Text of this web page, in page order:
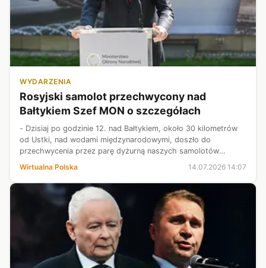
WYDARZENIA
Rosyjski samolot przechwycony nad
Bałtykiem Szef MON o szczegółach
- Dzisiaj po godzinie 12. nad Bałtykiem, około 30 kilometrów
od Ustki, nad wodami międzynarodowymi, doszło do
przechwycenia przez parę dyżurną naszych samolotów
bojowych rosyjskiego samolotu rozpoznawczego Ił-20 -
Wirtualna Polska 14.07.2026 14:07